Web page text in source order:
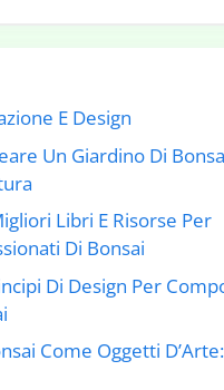
E Design
Un Giardino Di
Libri E Risorse Per
Di Bonsai
Di Design Per
Come Oggetti